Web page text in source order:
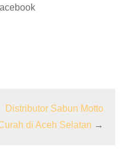
Distributor Sabun Motto
di Aceh Selatan →